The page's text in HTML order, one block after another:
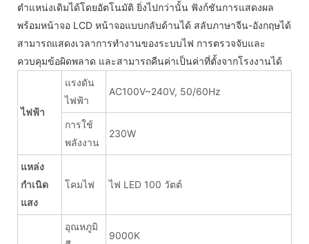
ตำแหน่งเดิมได้โดยอัตโนมัติ ยิ่งไปกว่านั้น ฟังก์ชันการแสดงผล
พร้อมหน้าจอ LCD หน้าจอแบบกลับด้านได้ สลับภาษาจีน-อังกฤษได้
สามารถแสดงเวลาการทำงานของระบบไฟ การตรวจจับและ
ควบคุมข้อผิดพลาด และสามารถคืนค่าเป็นค่าที่ตั้งจากโรงงานได้
ไฟฟ้า
แรงดัน
ไฟฟ้า
AC100V~240V, 50/60Hz
การใช้
พลังงาน
230W
แหล่ง
กำเนิด
แสง
โคมไฟ ไฟ LED 100 วัตต์
อุณหภูมิ
9000K